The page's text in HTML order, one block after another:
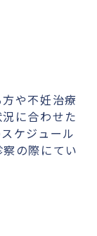
や不妊治療
に合わせた
ケジュール
の際にてい